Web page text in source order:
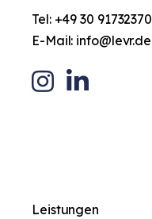
Tel: +49 30 91732370
E-Mail: info@levr.de
Leistungen